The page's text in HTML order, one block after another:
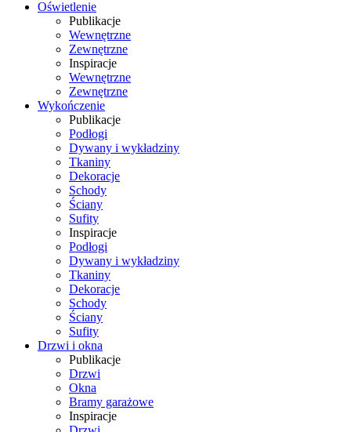
Oświetlenie
Publikacje
Wewnętrzne
Zewnętrzne
Inspiracje
Wewnętrzne
Zewnętrzne
Wykończenie
Publikacje
Podłogi
Dywany i wykładziny
Tkaniny
Dekoracje
Schody
Ściany
Sufity
Inspiracje
Podłogi
Dywany i wykładziny
Tkaniny
Dekoracje
Schody
Ściany
Sufity
Drzwi i okna
Publikacje
Drzwi
Okna
Bramy garażowe
Inspiracje